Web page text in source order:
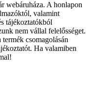
webáruháza. A honlapon
valamint
tájékoztatókból
nem vállal felelősséget.
csomagolásán
Ha valamiben